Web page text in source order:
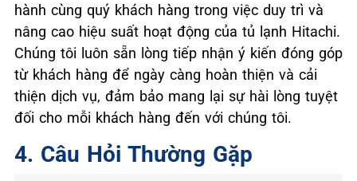
hành cùng quý khách hàng trong việc duy trì và
nâng cao hiệu suất hoạt động của tủ lạnh Hitachi.
Chúng tôi luôn sẵn lòng tiếp nhận ý kiến đóng góp
từ khách hàng để ngày càng hoàn thiện và cải
thiện dịch vụ, đảm bảo mang lại sự hài lòng tuyệt
đối cho mỗi khách hàng đến với chúng tôi.
4. Câu Hỏi Thường Gặp